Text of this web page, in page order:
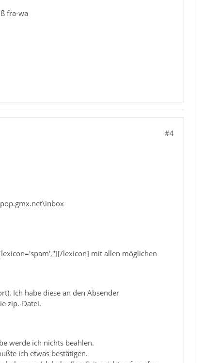
fra-wa
#4
lexicon] mit allen möglichen
Ich habe diese an den Absender
zip.-Datei.
werde ich nichts beahlen.
ich etwas bestätigen.